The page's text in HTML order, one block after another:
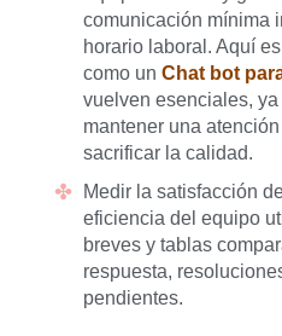
comunicación mínima
horario laboral. Aquí
como un Chat bot
vuelven esenciales,
mantener una
sacrificar la calidad.
Medir la satisfacción
eficiencia del equipo
breves y tablas
respuesta,
pendientes.